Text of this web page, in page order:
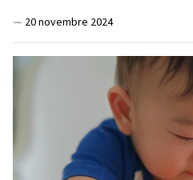
— 20 novembre 2024